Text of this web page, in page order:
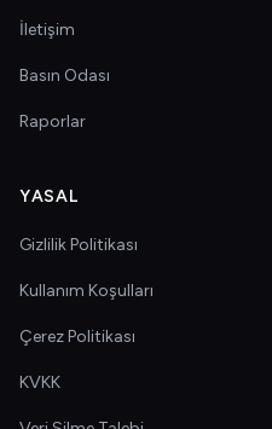
İletişim
Basın Odası
Raporlar
YASAL
Gizlilik Politikası
Kullanım Koşulları
Çerez Politikası
KVKK